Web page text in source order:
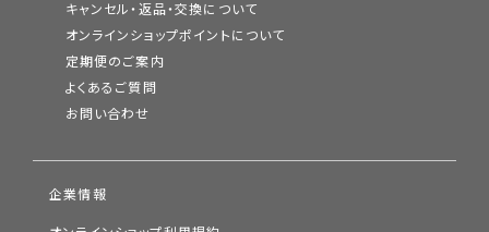
キャンセル・返品・交換について
オンラインショップポイントについて
定期便のご案内
よくあるご質問
お問い合わせ
企業情報